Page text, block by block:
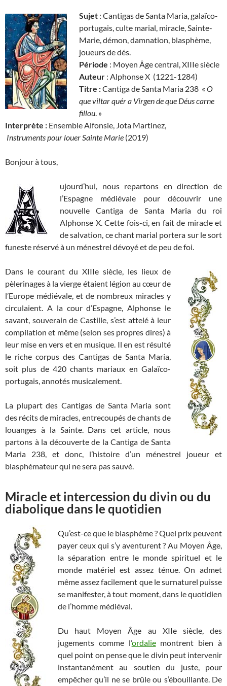
Sujet : Cantigas de Santa Maria, galaïco-
portugais, culte marial, miracle, Sainte-
Marie, démon, damnation, blasphème,
joueurs de dés.
Période : Moyen Âge central, XIIIe siècle
Auteur : Alphonse X (1221-1284)
Titre :Cantiga de Santa Maria 238 « O
que viltar quér a Virgen de que Déus carne
fillou. »
Interprète : Ensemble Alfonsie, Jota Martinez,
Instruments pour louer Sainte Marie (2019)
Bonjour à tous,
ujourd’hui, nous repartons en direction de
l’Espagne médiévale pour découvrir une
nouvelle Cantiga de Santa Maria du roi
Alphonse X. Cette fois-ci, en fait de miracle et
de salvation, ce chant marial portera sur le sort
funeste réservé à un ménestrel dévoyé et de peu de foi.
Dans le courant du XIIIe siècle, les lieux de
pèlerinages à la vierge étaient légion au cœur de
l’Europe médiévale, et de nombreux miracles y
circulaient. A la cour d’Espagne, Alphonse le
savant, souverain de Castille, s’est attelé à leur
compilation et même (selon ses propres dires) à
leur mise en vers et en musique. Il en est résulté
le riche corpus des Cantigas de Santa Maria,
soit plus de 420 chants mariaux en Galaïco-
portugais, annotés musicalement.
La plupart des Cantigas de Santa Maria sont
des récits de miracles, entrecoupés de chants de
louanges à la Sainte. Dans cet article, nous
partons à la découverte de la Cantiga de Santa
Maria 238, et donc, l’histoire d’un ménestrel joueur et
blasphémateur qui ne sera pas sauvé.
Miracle et intercession du divin ou du
diabolique dans le quotidien
Qu’est-ce que le blasphème ? Quel prix peuvent
payer ceux qui s’y aventurent ? Au Moyen Âge,
la séparation entre le monde spirituel et le
monde matériel est assez ténue. On admet
même assez facilement que le surnaturel puisse
se manifester, à tout moment, dans le quotidien
de l’homme médiéval.
Du haut Moyen Âge au XIIe siècle, des
jugements comme l’ordaliemontrent bien à
quel point on pense que le divin peut intervenir
instantanément au soutien du juste, pour
empêcher qu’il ne se brûle ou s’ébouillante. De